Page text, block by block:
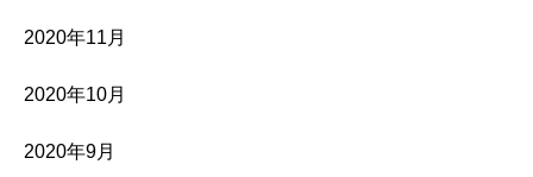
2020年11月
2020年10月
2020年9月